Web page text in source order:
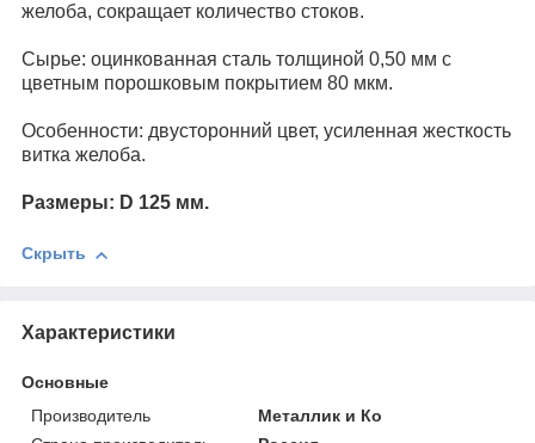
желоба, сокращает количество стоков.
Сырье: оцинкованная сталь толщиной 0,50 мм с
цветным порошковым покрытием 80 мкм.
Особенности: двусторонний цвет, усиленная жесткость
витка желоба.
Размеры: D 125 мм.
Скрыть
Характеристики
Основные
Производитель
Металлик и Ко